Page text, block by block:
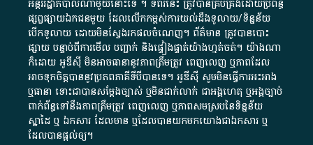
អន្តររដ្ឋាភិបាល​ណាមួយ​នោះ​ទេ ​។​ ទំព័រ​នេះ​ ត្រូវ​បាន​គ្រប់គ្រង​ដោយ​ប្រព័ន្ធ​
ផ្សព្វផ្សាយ​ឯកជន​មួយ​ ដែល​លើកកម្ពស់​ការ​យល់​ដឹង​ទូលាយ​/​ទិន្នន័យ​
បើក​ទូលាយ​ ដោយ​មិនស្វែង​រក​ផល​ចំណេញ​។​ ព័ត៌មាន​ ត្រូវ​បាន​បោះ
ផ្សាយ​ បន្ទាប់​ពី​ការ​មើល​ បញ្ជាក់​ និង​ផ្ទៀងផ្ទាត់​យ៉ាង​ហ្មត់ចត់​។​ យ៉ាងណា​
ក៏​ដោយ​ អូ​ឌី​ស៊ី​ មិន​អាច​ធានា​នូវ​ភាព​ត្រឹមត្រូវ​ ពេញលេញ​ ឬ​ភាព​ដែល​
អាច​ទុកចិត្ត​បាននូវ​ប្រភព​ភាគី​ទី​បី​បាន​ទេ​។​ អូ​ឌី​ស៊ី​ សូម​មិន​ធ្វើការ​អះអាង​
ឬ​ធានា​ ទោះជា​បាន​សម្តែង​ច្បាស់​ ឬ​មិន​ជាក់លាក់​ ជា​អង្គហេតុ​ ឬ​អង្គច្បាប់​
ពាក់ព័ន្ធ​ទៅ​នឹង​ភាព​ត្រឹមត្រូវ​ ពេញលេញ​ ឬ​ភាព​សម​ស្រប​នៃ​ទិន្នន័យ​
ស្នាដៃ​ ឬ​ ឯកសារ​ ដែល​មាន​ ឬ​ដែល​បាន​យក​មក​យោង​ជា​ឯកសារ​ ឬ​
ដែល​បាន​ផ្តល់​ឲ្យ​។